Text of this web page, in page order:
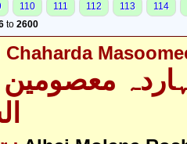
110 111 112 113
114
to 2600
Chaharda
معصومین